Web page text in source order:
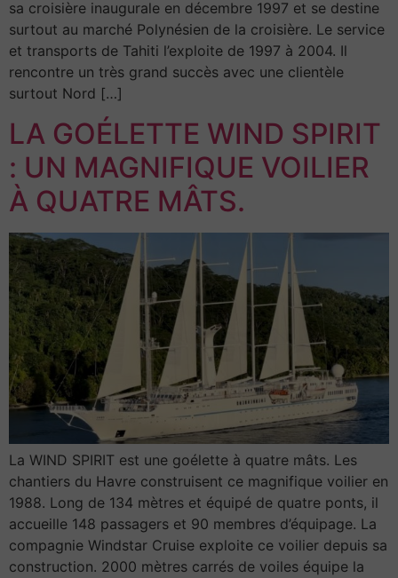
sa croisière inaugurale en décembre 1997 et se destine
surtout au marché Polynésien de la croisière. Le service
et transports de Tahiti l’exploite de 1997 à 2004. Il
rencontre un très grand succès avec une clientèle
surtout Nord […]
LA GOÉLETTE WIND SPIRIT
: UN MAGNIFIQUE VOILIER
À QUATRE MÂTS.
La WIND SPIRIT est une goélette à quatre mâts. Les
chantiers du Havre construisent ce magnifique voilier en
1988. Long de 134 mètres et équipé de quatre ponts, il
accueille 148 passagers et 90 membres d’équipage. La
compagnie Windstar Cruise exploite ce voilier depuis sa
construction. 2000 mètres carrés de voiles équipe la